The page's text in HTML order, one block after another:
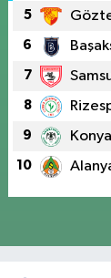
5
6
7
8
9
10